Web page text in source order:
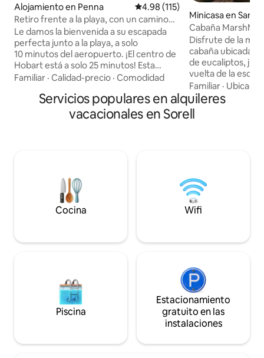
Alojamiento en Penna Calificación promedio: 4.98 de
4.98 (115)
Retiro frente a la playa, con un camino
de arbustos hasta el agua
Le damos la bienvenida a su escapada
perfecta junto a la playa, a solo
10 minutos del aeropuerto. ¡El centro de
Hobart está a solo 25 minutos! Esta
nueva casa está ubicada en medio de la
playa aislada a través de un sendero
entre la vegetación (con escalones); es
fundamental contar con buena
alojamiento está completamente
amueblado para su comodidad, y los
servicios incluyen lavadora, secadora,
televisión y un comedor al aire libre para
Familiar · Calidad-precio · Comodidad
Minicasa en
Cabaña
arroyo, jacuzzi,
Disfrute de la
cabaña ubicada
de eucaliptos,
vuelta de la
en un rincón
Tasmania. Todo es pequeño, pero los
huéspedes nos
que necesitas...
Orgullosos
Anfitrión de
en la naturaleza
Familiar ·
Servicios populares en alquileres
vacacionales en Sorell
Cocina Wifi
Piscina
Estacionamiento
gratuito en las
instalaciones